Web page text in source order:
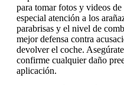
para tomar fotos y videos
especial atención a los
parabrisas y el nivel de
mejor defensa contra
devolver el coche.
confirme cualquier daño
aplicación.